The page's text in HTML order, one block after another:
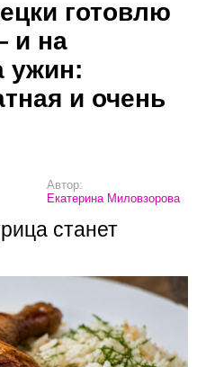
готовлю
и на
ужин:
и очень
Автор:
Екатерина Миловзорова
станет